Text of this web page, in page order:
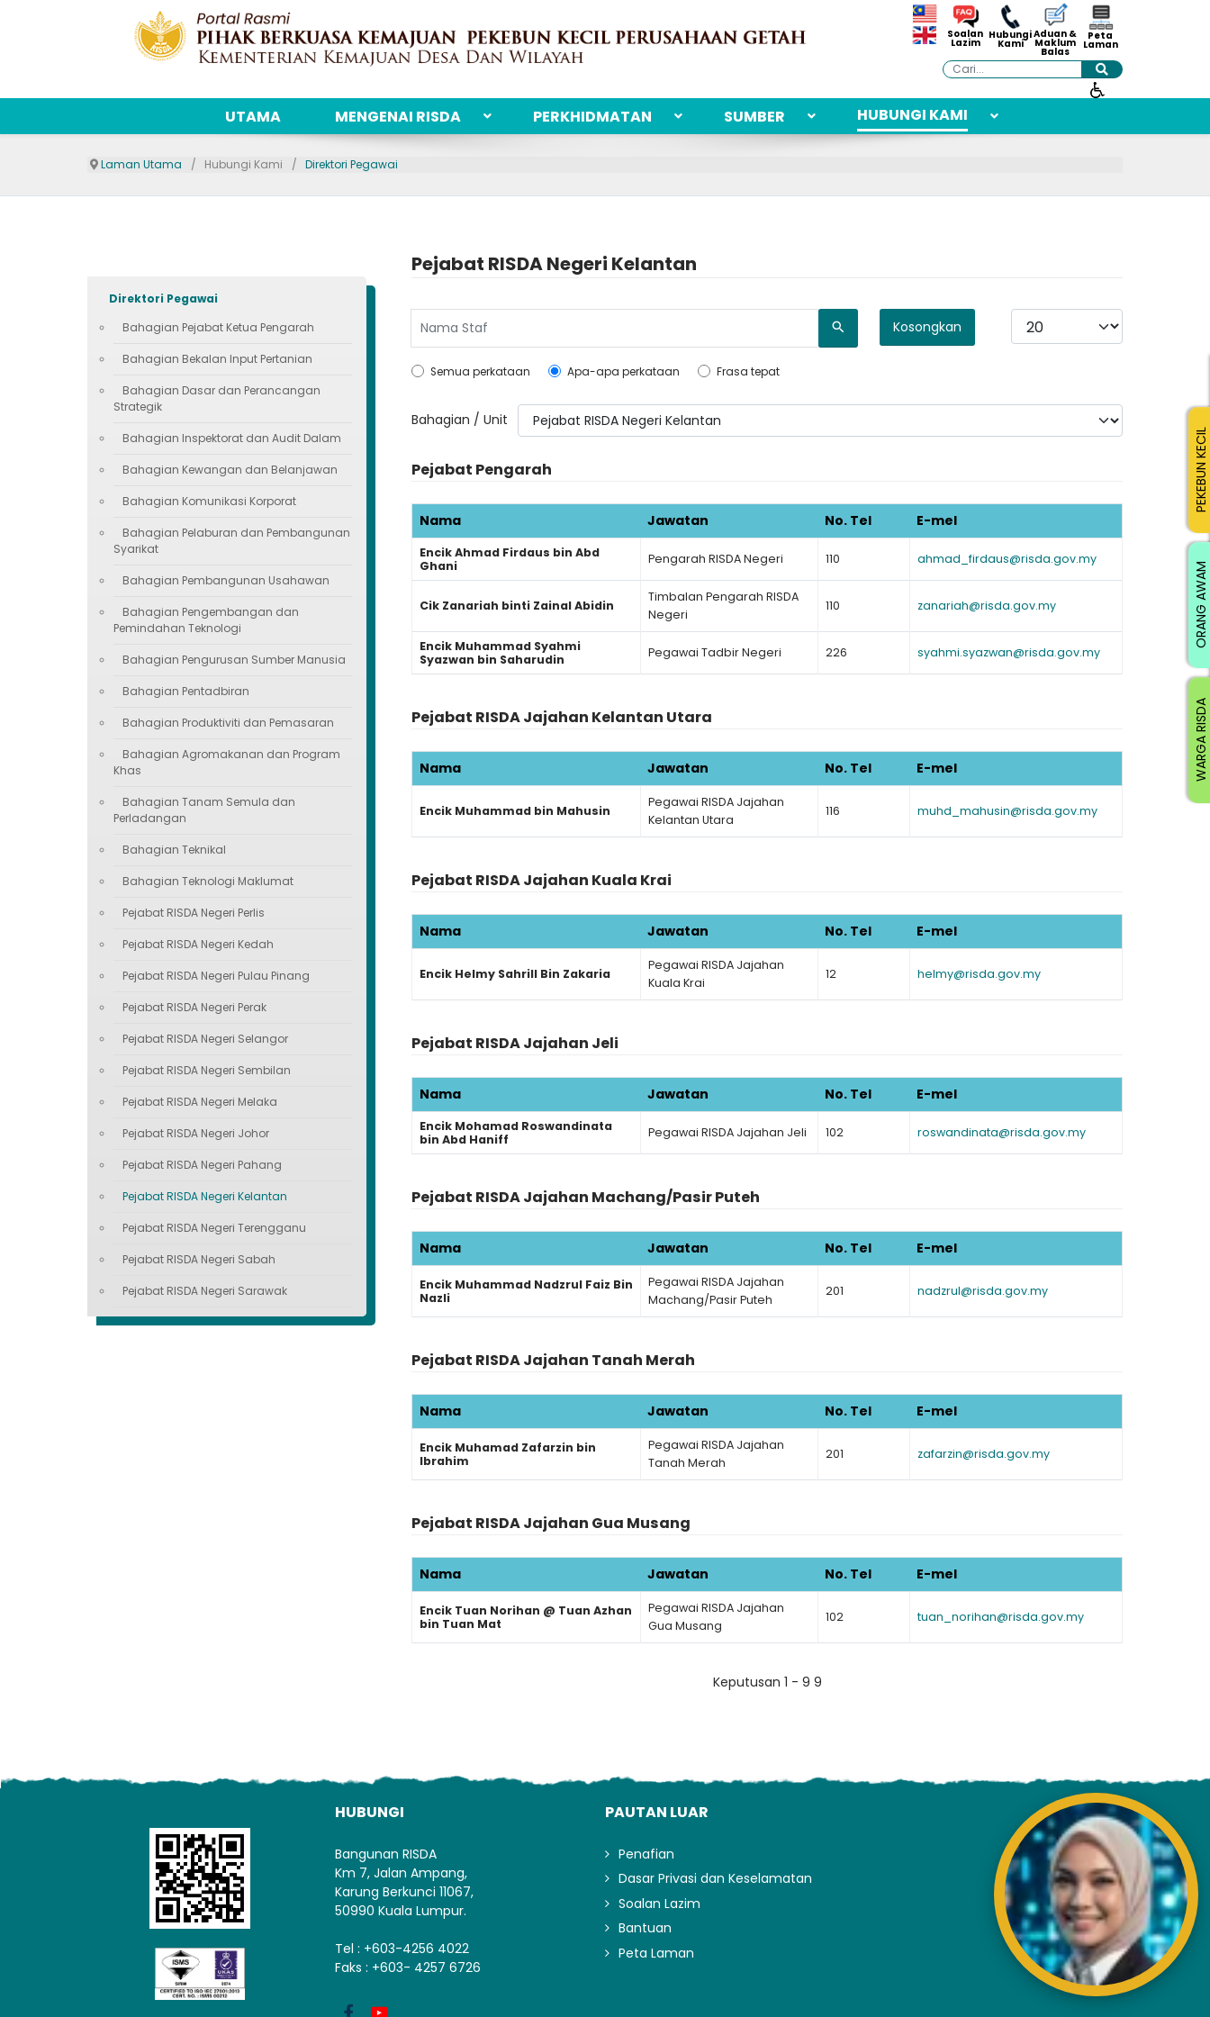
Soalan
Lazim
Hubungi
Kami
Aduan &
Maklum
Balas
Peta
Laman
Cari
UTAMA MENGENAI RISDA PERKHIDMATAN SUMBER HUBUNGI KAMI
Laman Utama Hubungi Kami Direktori Pegawai
Direktori Pegawai
Bahagian Pejabat Ketua Pengarah
Bahagian Bekalan Input Pertanian
Bahagian Dasar dan Perancangan
Strategik
Bahagian Inspektorat dan Audit Dalam
Bahagian Kewangan dan Belanjawan
Bahagian Komunikasi Korporat
Bahagian Pelaburan dan Pembangunan
Syarikat
Bahagian Pembangunan Usahawan
Bahagian Pengembangan dan
Pemindahan Teknologi
Bahagian Pengurusan Sumber Manusia
Bahagian Pentadbiran
Bahagian Produktiviti dan Pemasaran
Bahagian Agromakanan dan Program
Khas
Bahagian Tanam Semula dan
Perladangan
Bahagian Teknikal
Bahagian Teknologi Maklumat
Pejabat RISDA Negeri Perlis
Pejabat RISDA Negeri Kedah
Pejabat RISDA Negeri Pulau Pinang
Pejabat RISDA Negeri Perak
Pejabat RISDA Negeri Selangor
Pejabat RISDA Negeri Sembilan
Pejabat RISDA Negeri Melaka
Pejabat RISDA Negeri Johor
Pejabat RISDA Negeri Pahang
Pejabat RISDA Negeri Kelantan
Pejabat RISDA Negeri Terengganu
Pejabat RISDA Negeri Sabah
Pejabat RISDA Negeri Sarawak
Pejabat RISDA Negeri Kelantan
Kosongkan
Semua perkataan Apa-apa perkataan Frasa tepat
Papar #
Bahagian / Unit
Pejabat Pengarah
Nama Jawatan No. Tel E-mel
Encik Ahmad Firdaus bin Abd
Ghani
Pengarah RISDA Negeri 110 ahmad_firdaus@risda.gov.my
Cik Zanariah binti Zainal Abidin
Timbalan Pengarah RISDA
Negeri
110 zanariah@risda.gov.my
Encik Muhammad Syahmi
Syazwan bin Saharudin
Pegawai Tadbir Negeri 226 syahmi.syazwan@risda.gov.my
Pejabat RISDA Jajahan Kelantan Utara
Nama Jawatan No. Tel E-mel
Encik Muhammad bin Mahusin
Pegawai RISDA Jajahan
Kelantan Utara
116 muhd_mahusin@risda.gov.my
Pejabat RISDA Jajahan Kuala Krai
Nama Jawatan No. Tel E-mel
Encik Helmy Sahrill Bin Zakaria
Pegawai RISDA Jajahan
Kuala Krai
12 helmy@risda.gov.my
Pejabat RISDA Jajahan Jeli
Nama Jawatan No. Tel E-mel
Encik Mohamad Roswandinata
bin Abd Haniff
Pegawai RISDA Jajahan Jeli 102 roswandinata@risda.gov.my
Pejabat RISDA Jajahan Machang/Pasir Puteh
Nama Jawatan No. Tel E-mel
Encik Muhammad Nadzrul Faiz Bin
Nazli
Pegawai RISDA Jajahan
Machang/Pasir Puteh
201 nadzrul@risda.gov.my
Pejabat RISDA Jajahan Tanah Merah
Nama Jawatan No. Tel E-mel
Encik Muhamad Zafarzin bin
Ibrahim
Pegawai RISDA Jajahan
Tanah Merah
201 zafarzin@risda.gov.my
Pejabat RISDA Jajahan Gua Musang
Nama Jawatan No. Tel E-mel
Encik Tuan Norihan @ Tuan Azhan
bin Tuan Mat
Pegawai RISDA Jajahan
Gua Musang
102 tuan_norihan@risda.gov.my
Keputusan 1 - 9 9
HUBUNGI
Bangunan RISDA
Km 7, Jalan Ampang,
Karung Berkunci 11067,
50990 Kuala Lumpur.
Tel : +603-4256 4022
Faks : +603- 4257 6726
PAUTAN LUAR
Penafian
Dasar Privasi dan Keselamatan
Soalan Lazim
Bantuan
Peta Laman
WARGA RISDA
ORANG AWAM
PEKEBUN KECIL